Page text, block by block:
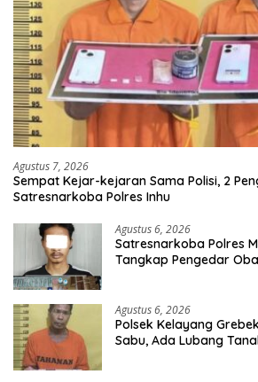
Agustus 7, 2026
Sempat Kejar-kejaran Sama Polisi, 2
Satresnarkoba Polres Inhu
Agustus 6, 2026
Satresnarkoba Polres
Tangkap Pengedar
Agustus 6, 2026
Polsek Kelayang
Sabu, Ada Lubang